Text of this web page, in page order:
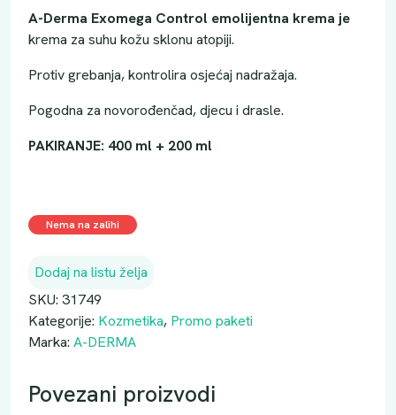
A-Derma Exomega Control emolijentna krema je
krema za suhu kožu sklonu atopiji.
Protiv grebanja, kontrolira osjećaj nadražaja.
Pogodna za novorođenčad, djecu i drasle.
PAKIRANJE: 400 ml + 200 ml
Nema na zalihi
Dodaj na listu želja
SKU: 31749
Kategorije: Kozmetika, Promo paketi
Marka: A-DERMA
Povezani proizvodi